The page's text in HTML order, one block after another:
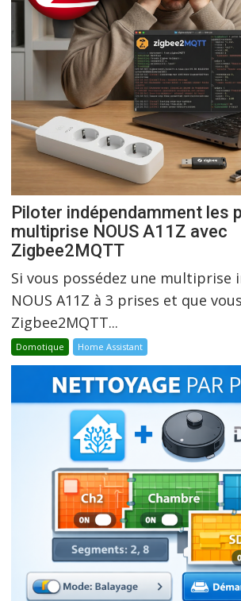
Piloter indépendamment les
multiprise NOUS A11Z avec
Zigbee2MQTT
Si vous possédez une multiprise
NOUS A11Z à 3 prises et que
Zigbee2MQTT...
Domotique Home Assistant